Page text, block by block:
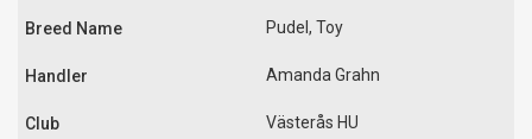
Pudel, Toy
Amanda Grahn
Västerås HU